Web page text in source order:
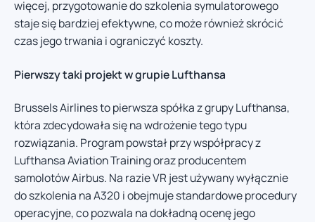
więcej, przygotowanie do szkolenia symulatorowego
staje się bardziej efektywne, co może również skrócić
czas jego trwania i ograniczyć koszty.
Pierwszy taki projekt w grupie Lufthansa
Brussels Airlines to pierwsza spółka z grupy Lufthansa,
która zdecydowała się na wdrożenie tego typu
rozwiązania. Program powstał przy współpracy z
Lufthansa Aviation Training oraz producentem
samolotów Airbus. Na razie VR jest używany wyłącznie
do szkolenia na A320 i obejmuje standardowe procedury
operacyjne, co pozwala na dokładną ocenę jego